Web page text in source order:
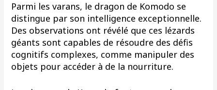
Parmi les varans, le dragon de Komodo se
distingue par son intelligence exceptionnelle.
Des observations ont révélé que ces lézards
géants sont capables de résoudre des défis
cognitifs complexes, comme manipuler des
objets pour accéder à de la nourriture.